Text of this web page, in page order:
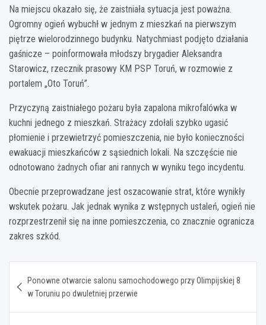
Na miejscu okazało się, że zaistniała sytuacja jest poważna.
Ogromny ogień wybuchł w jednym z mieszkań na pierwszym
piętrze wielorodzinnego budynku. Natychmiast podjęto działania
gaśnicze – poinformowała młodszy brygadier Aleksandra
Starowicz, rzecznik prasowy KM PSP Toruń, w rozmowie z
portalem „Oto Toruń”.
Przyczyną zaistniałego pożaru była zapalona mikrofalówka w
kuchni jednego z mieszkań. Strażacy zdołali szybko ugasić
płomienie i przewietrzyć pomieszczenia, nie było konieczności
ewakuacji mieszkańców z sąsiednich lokali. Na szczęście nie
odnotowano żadnych ofiar ani rannych w wyniku tego incydentu.
Obecnie przeprowadzane jest oszacowanie strat, które wynikły
wskutek pożaru. Jak jednak wynika z wstępnych ustaleń, ogień nie
rozprzestrzenił się na inne pomieszczenia, co znacznie ogranicza
zakres szkód.
wpisu
Ponowne otwarcie salonu samochodowego przy Olimpijskiej 8
w Toruniu po dwuletniej przerwie